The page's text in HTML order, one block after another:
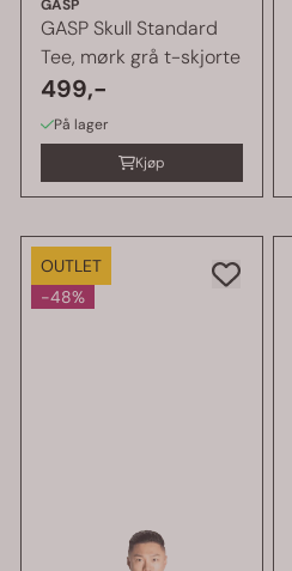
GASP
GASP Skull Standard
Tee, mørk grå t-skjorte
499,-
På lager
Kjøp
OUTLET
-48%